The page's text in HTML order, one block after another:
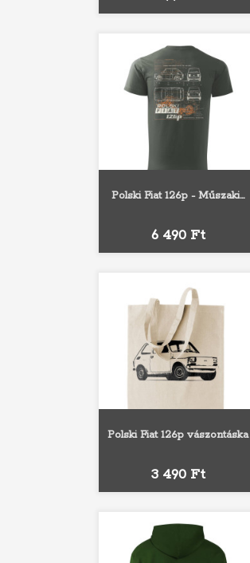
Polski Fiat 126p - Műszaki...
Ár
6 490 Ft
Polski Fiat 126p vászontáska
Ár
3 490 Ft